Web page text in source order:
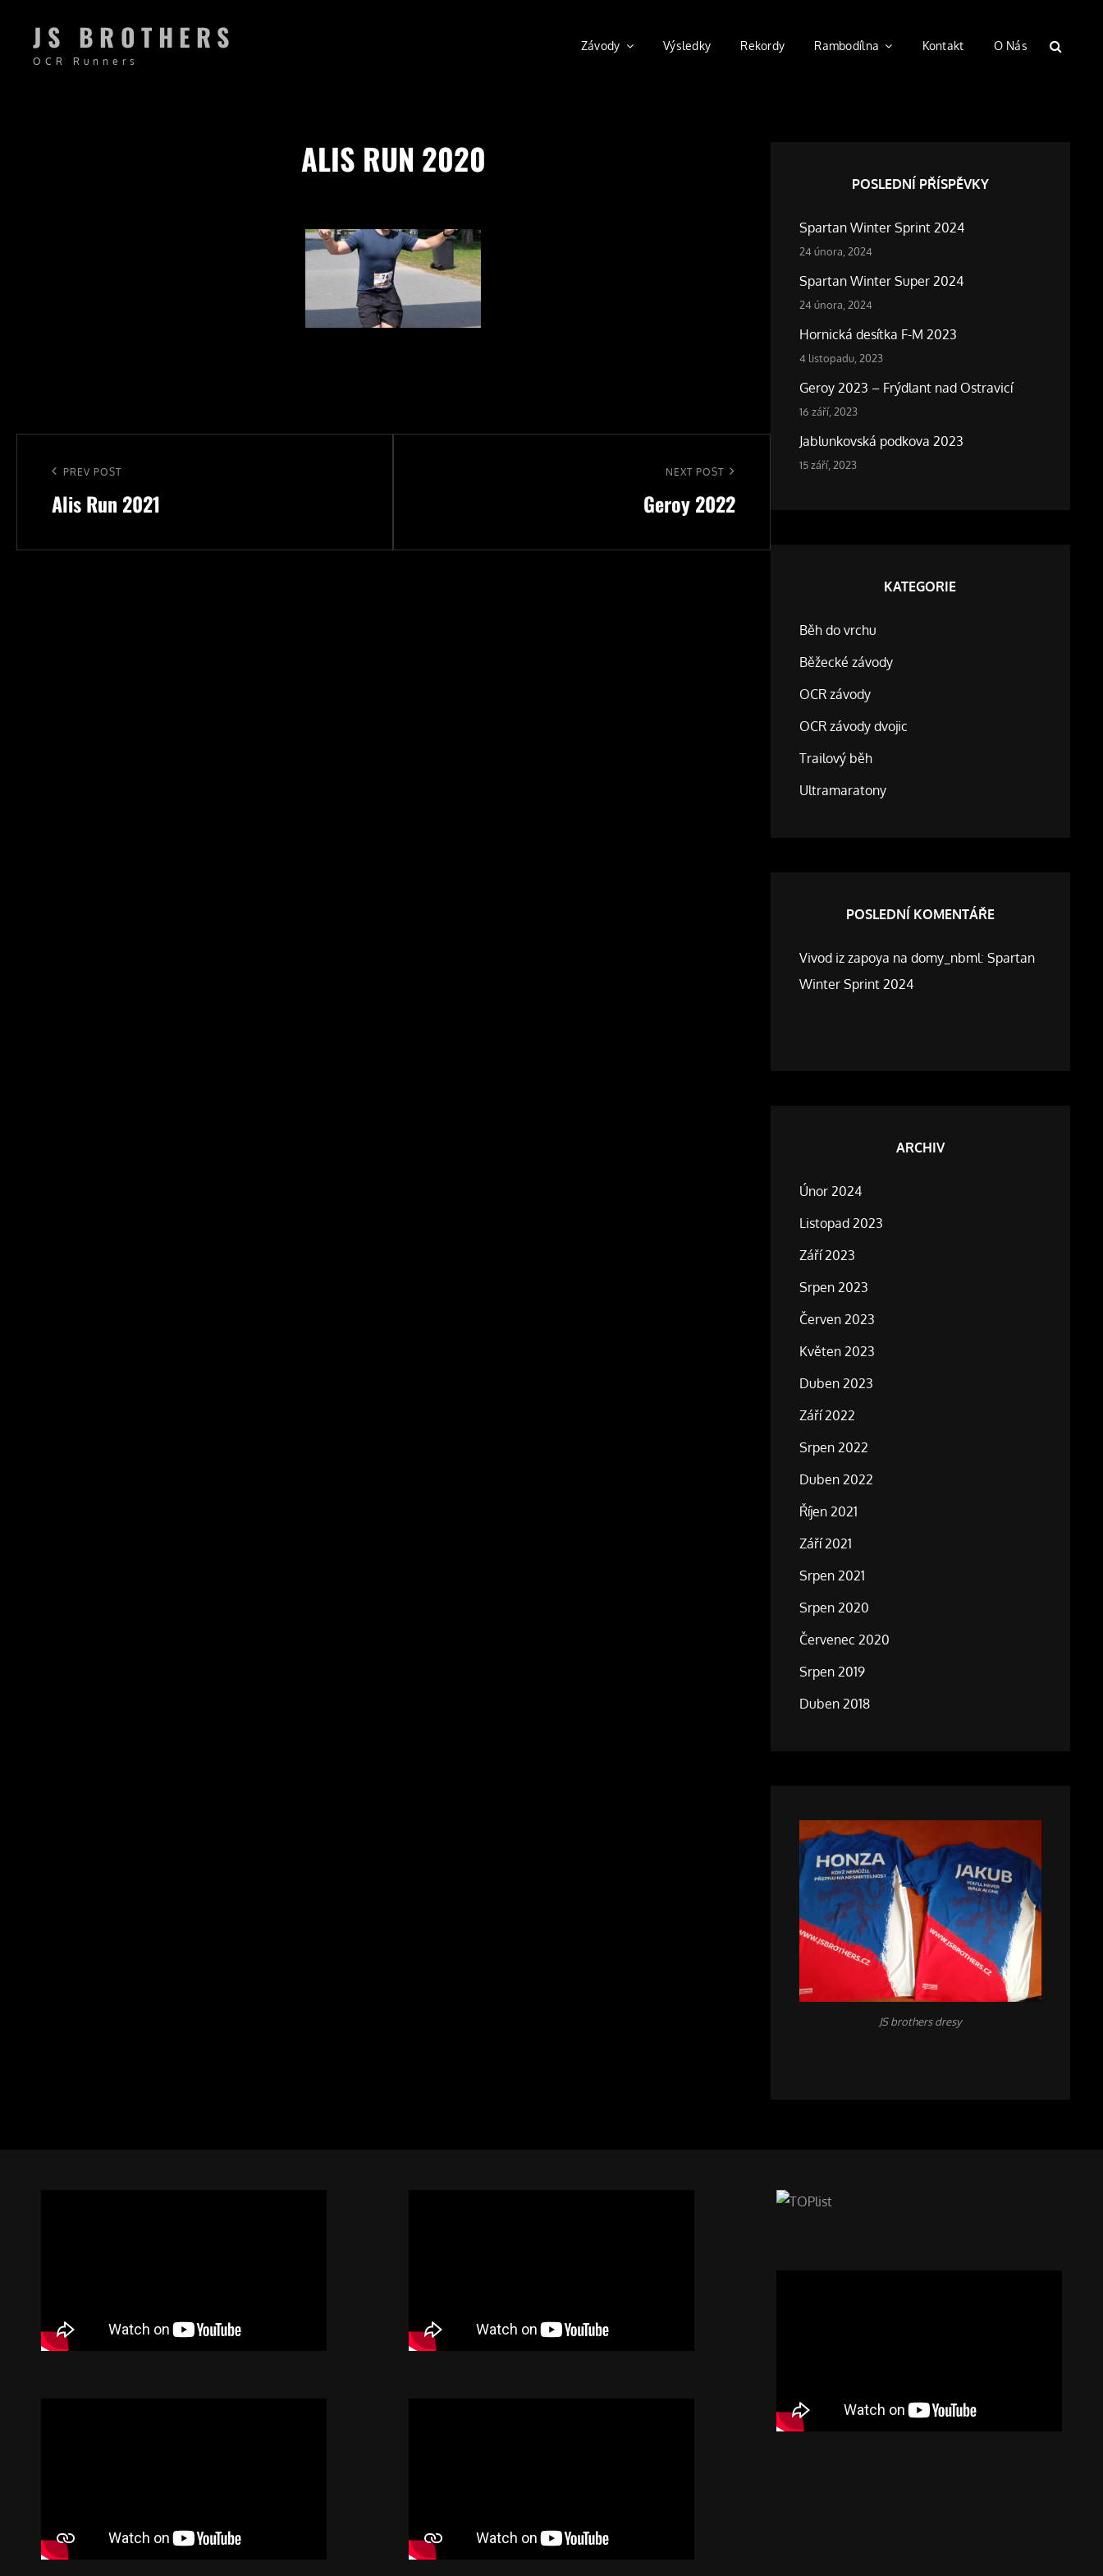
JS BROTHERS
OCR Runners
Závody Výsledky Rekordy Rambodílna Kontakt O Nás
ALIS RUN 2020
příspěvek
Previous
Post
PREV POST
Alis Run 2021
NEXT POST
Geroy 2022
POSLEDNÍ PŘÍSPĚVKY
Spartan Winter Sprint 2024
24 února, 2024
Spartan Winter Super 2024
24 února, 2024
Hornická desítka F-M 2023
4 listopadu, 2023
Geroy 2023 – Frýdlant nad Ostravicí
16 září, 2023
Jablunkovská podkova 2023
15 září, 2023
KATEGORIE
Běh do vrchu
Běžecké závody
OCR závody
OCR závody dvojic
Trailový běh
Ultramaratony
POSLEDNÍ KOMENTÁŘE
Vivod iz zapoya na domy_nbml: Spartan
Winter Sprint 2024
ARCHIV
Únor 2024
Listopad 2023
Září 2023
Srpen 2023
Červen 2023
Květen 2023
Duben 2023
Září 2022
Srpen 2022
Duben 2022
Říjen 2021
Září 2021
Srpen 2021
Srpen 2020
Červenec 2020
Srpen 2019
Duben 2018
JS brothers dresy